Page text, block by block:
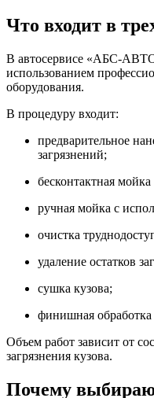
Что входит в
В автосервисе «АБС-
использованием
оборудования.
В процедуру входит:
предварительное
загрязнений;
бесконтактная мойка
ручная мойка с
очистка
удаление остатков
сушка кузова;
финишная обработка
Объем работ зависит от
загрязнения кузова.
Почему